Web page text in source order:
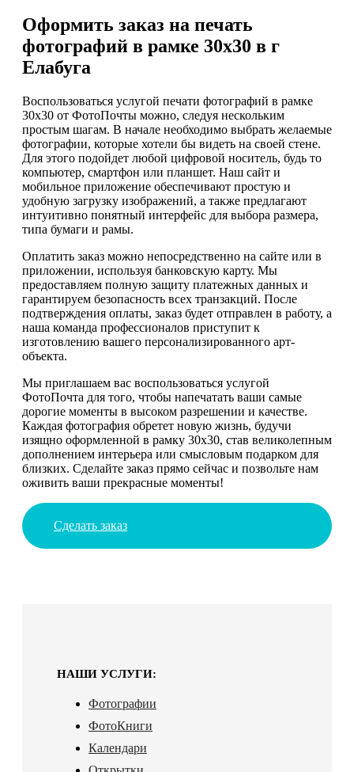
Оформить заказ на печать
фотографий в рамке 30х30 в г
Елабуга
Воспользоваться услугой печати фотографий в рамке
30х30 от ФотоПочты можно, следуя нескольким
простым шагам. В начале необходимо выбрать желаемые
фотографии, которые хотели бы видеть на своей стене.
Для этого подойдет любой цифровой носитель, будь то
компьютер, смартфон или планшет. Наш сайт и
мобильное приложение обеспечивают простую и
удобную загрузку изображений, а также предлагают
интуитивно понятный интерфейс для выбора размера,
типа бумаги и рамы.
Оплатить заказ можно непосредственно на сайте или в
приложении, используя банковскую карту. Мы
предоставляем полную защиту платежных данных и
гарантируем безопасность всех транзакций. После
подтверждения оплаты, заказ будет отправлен в работу, а
наша команда профессионалов приступит к
изготовлению вашего персонализированного арт-
объекта.
Мы приглашаем вас воспользоваться услугой
ФотоПочта для того, чтобы напечатать ваши самые
дорогие моменты в высоком разрешении и качестве.
Каждая фотография обретет новую жизнь, будучи
изящно оформленной в рамку 30х30, став великолепным
дополнением интерьера или смысловым подарком для
близких. Сделайте заказ прямо сейчас и позвольте нам
оживить ваши прекрасные моменты!
Сделать заказ
НАШИ УСЛУГИ:
Фотографии
ФотоКниги
Календари